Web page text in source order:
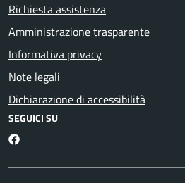
Richiesta assistenza
Amministrazione trasparente
Informativa privacy
Note legali
Dichiarazione di accessibilità
SEGUICI SU
Facebook